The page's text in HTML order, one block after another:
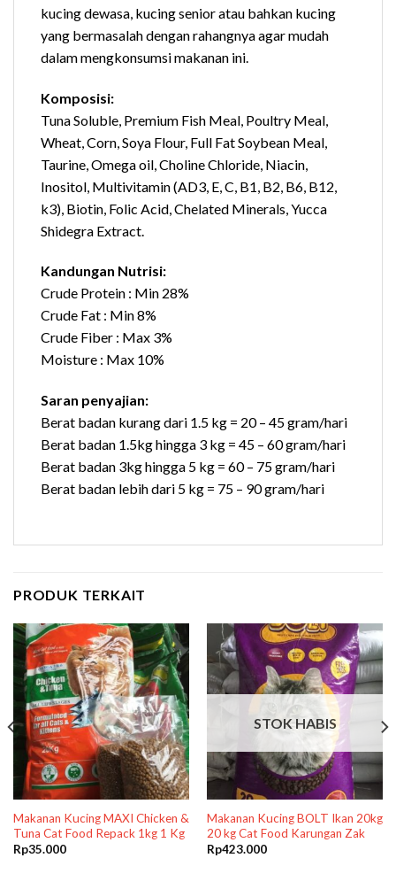
kucing dewasa, kucing senior atau bahkan kucing
yang bermasalah dengan rahangnya agar mudah
dalam mengkonsumsi makanan ini.
Komposisi:
Tuna Soluble, Premium Fish Meal, Poultry Meal,
Wheat, Corn, Soya Flour, Full Fat Soybean Meal,
Taurine, Omega oil, Choline Chloride, Niacin,
Inositol, Multivitamin (AD3, E, C, B1, B2, B6, B12,
k3), Biotin, Folic Acid, Chelated Minerals, Yucca
Shidegra Extract.
Kandungan Nutrisi:
Crude Protein : Min 28%
Crude Fat : Min 8%
Crude Fiber : Max 3%
Moisture : Max 10%
Saran penyajian:
Berat badan kurang dari 1.5 kg = 20 – 45 gram/hari
Berat badan 1.5kg hingga 3 kg = 45 – 60 gram/hari
Berat badan 3kg hingga 5 kg = 60 – 75 gram/hari
Berat badan lebih dari 5 kg = 75 – 90 gram/hari
PRODUK TERKAIT
Makanan Kucing MAXI Chicken &
Tuna Cat Food Repack 1kg 1 Kg
Rp35.000
STOK HABIS
Makanan Kucing BOLT Ikan 20kg
20 kg Cat Food Karungan Zak
Rp423.000